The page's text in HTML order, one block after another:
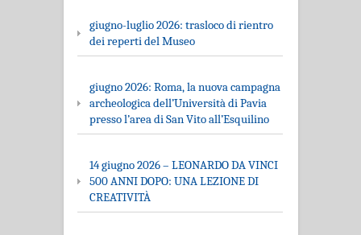
giugno-luglio 2026: trasloco di rientro
dei reperti del Museo
giugno 2026: Roma, la nuova campagna
archeologica dell’Università di Pavia
presso l’area di San Vito all’Esquilino
14 giugno 2026 – LEONARDO DA VINCI
500 ANNI DOPO: UNA LEZIONE DI
CREATIVITÀ